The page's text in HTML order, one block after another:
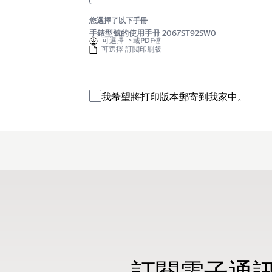
您選擇了以下手冊
手錶型號的使用手冊 2067ST92SW0
可選擇下載PDF檔
可選擇 訂閱印刷版
我希望將打印版本郵寄到我家中。